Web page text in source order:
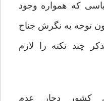
که همواره وجود
توجه به نگرش جناح
چند نکته را لازم
کشور دچار عدم